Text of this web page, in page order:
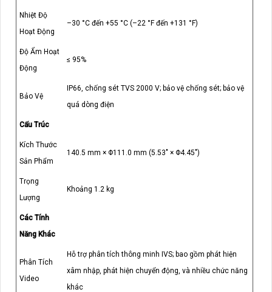
Nhiệt Độ
Hoạt Động
–30 °C đến +55 °C (–22 °F đến +131 °F)
Độ Ẩm Hoạt
Động
≤ 95%
Bảo Vệ
IP66, chống sét TVS 2000 V; bảo vệ chống sét; bảo vệ
quá dòng điện
Cấu Trúc
Kích Thước
Sản Phẩm
140.5 mm × Φ111.0 mm (5.53" × Φ4.45")
Trọng
Lượng
Khoảng 1.2 kg
Các Tính
Năng Khác
Phân Tích
Video
Hỗ trợ phân tích thông minh IVS; bao gồm phát hiện
xâm nhập, phát hiện chuyển động, và nhiều chức năng
khác